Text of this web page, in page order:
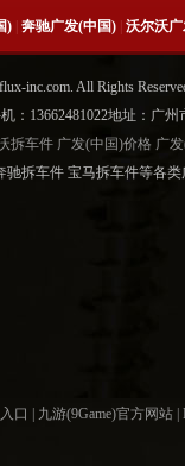
) 奔驰广发(中国) 沃尔沃
inc.com. All Rights
机：13662481022地址：广
拆车件 广发(中国)价格 广
驰拆车件 宝马拆车件等各
口 九游(9Game)官方网站